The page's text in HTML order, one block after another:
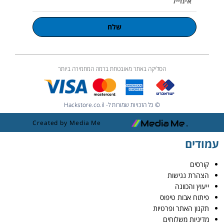
שלח
הסליקה באתר מאובטחת ברמה המחמירה ביותר
© כל הזכויות שמורות ל- Hackstore.co.il
Created by Media Me
עמודים
קורסים
הצהרת נגישות
ייעוץ והכוונה
פיתוח אבות טיפוס
תקנון האתר ופרטיות
מדיניות משלוחים